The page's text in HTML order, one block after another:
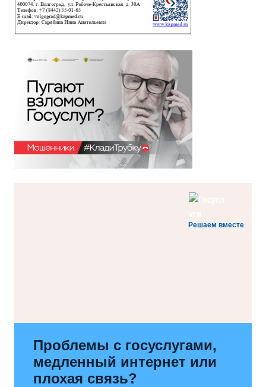
Решаем вместе
Проблемы с госуслугами,
медленный интернет или
плохая связь?